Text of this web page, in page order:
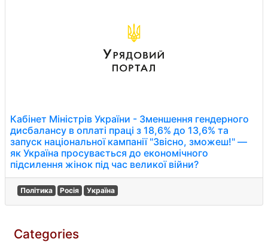
Кабінет Міністрів України - Зменшення гендерного
дисбалансу в оплаті праці з 18,6% до 13,6% та
запуск національної кампанії "Звісно, зможеш!" —
як Україна просувається до економічного
підсилення жінок під час великої війни?
Політика Росія Україна
Categories